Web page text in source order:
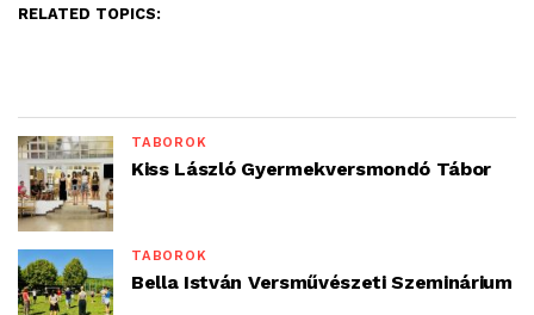
RELATED TOPICS:
TÁBOROK
Kiss László Gyermekversmondó Tábor
TÁBOROK
Bella István Versművészeti Szeminárium